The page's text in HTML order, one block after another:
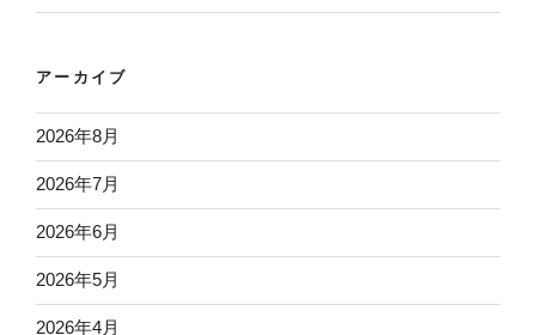
アーカイブ
2026年8月
2026年7月
2026年6月
2026年5月
2026年4月